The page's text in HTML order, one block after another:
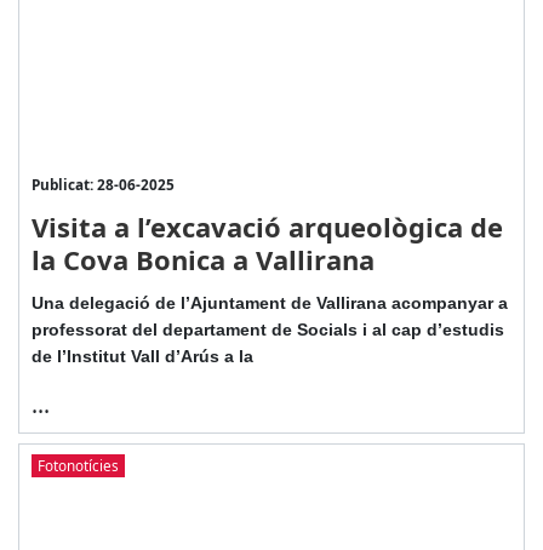
Publicat: 28-06-2025
Visita a l’excavació arqueològica de
la Cova Bonica a Vallirana
Una delegació de l’Ajuntament de Vallirana acompanyar a
professorat del departament de Socials i al cap d’estudis
de l’Institut Vall d’Arús a la
...
Fotonotícies